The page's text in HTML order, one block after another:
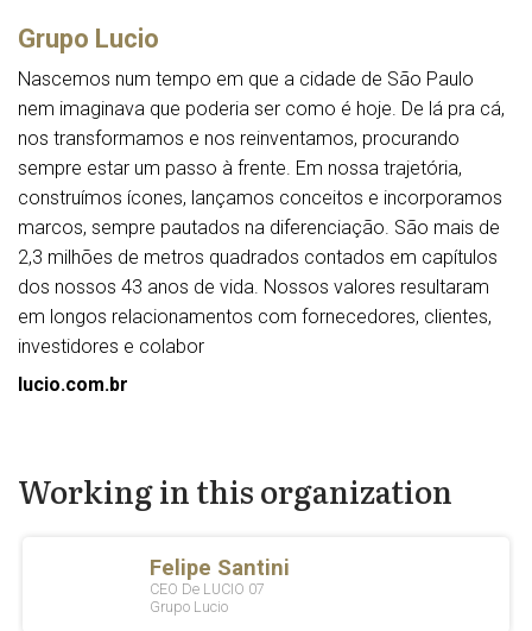
Grupo Lucio
Nascemos num tempo em que a cidade de São Paulo
nem imaginava que poderia ser como é hoje. De lá pra cá,
nos transformamos e nos reinventamos, procurando
sempre estar um passo à frente. Em nossa trajetória,
construímos ícones, lançamos conceitos e incorporamos
marcos, sempre pautados na diferenciação. São mais de
2,3 milhões de metros quadrados contados em capítulos
dos nossos 43 anos de vida. Nossos valores resultaram
em longos relacionamentos com fornecedores, clientes,
investidores e colabor
lucio.com.br
Working in this organization